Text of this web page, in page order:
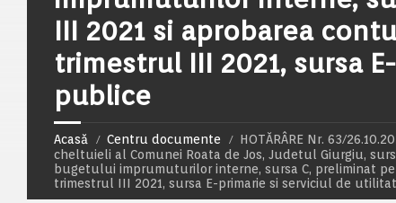
III 2021 si aprobarea
trimestrul III 2021, sursa
publice
Acasă Centru documente
HOTĂRÂRE Nr. 63/
cheltuieli al Comunei Roata de Jos, Judetul Giurgiu,
bugetului imprumuturilor interne, sursa C, preliminat
trimestrul III 2021, sursa E-primarie si serviciul de